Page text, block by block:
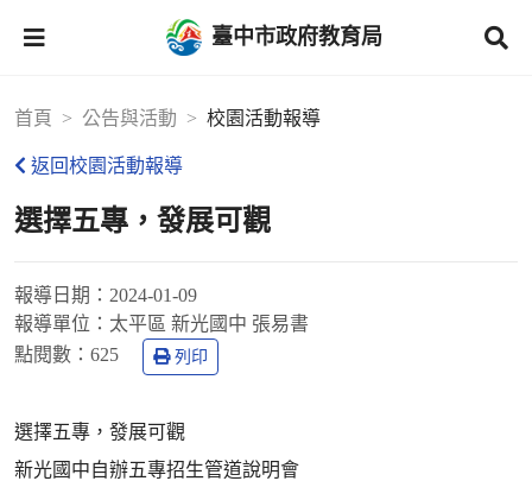
臺中市政府教育局
首頁 公告與活動 校園活動報導
返回校園活動報導
選擇五專，發展可觀
報導日期： 2024-01-09
報導單位： 太平區 新光國中 張易書
點閱數： 625 列印
選擇五專，發展可觀
新光國中自辦五專招生管道說明會